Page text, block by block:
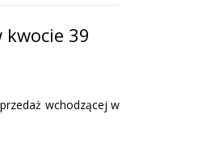
kwocie 39
wchodzącej w